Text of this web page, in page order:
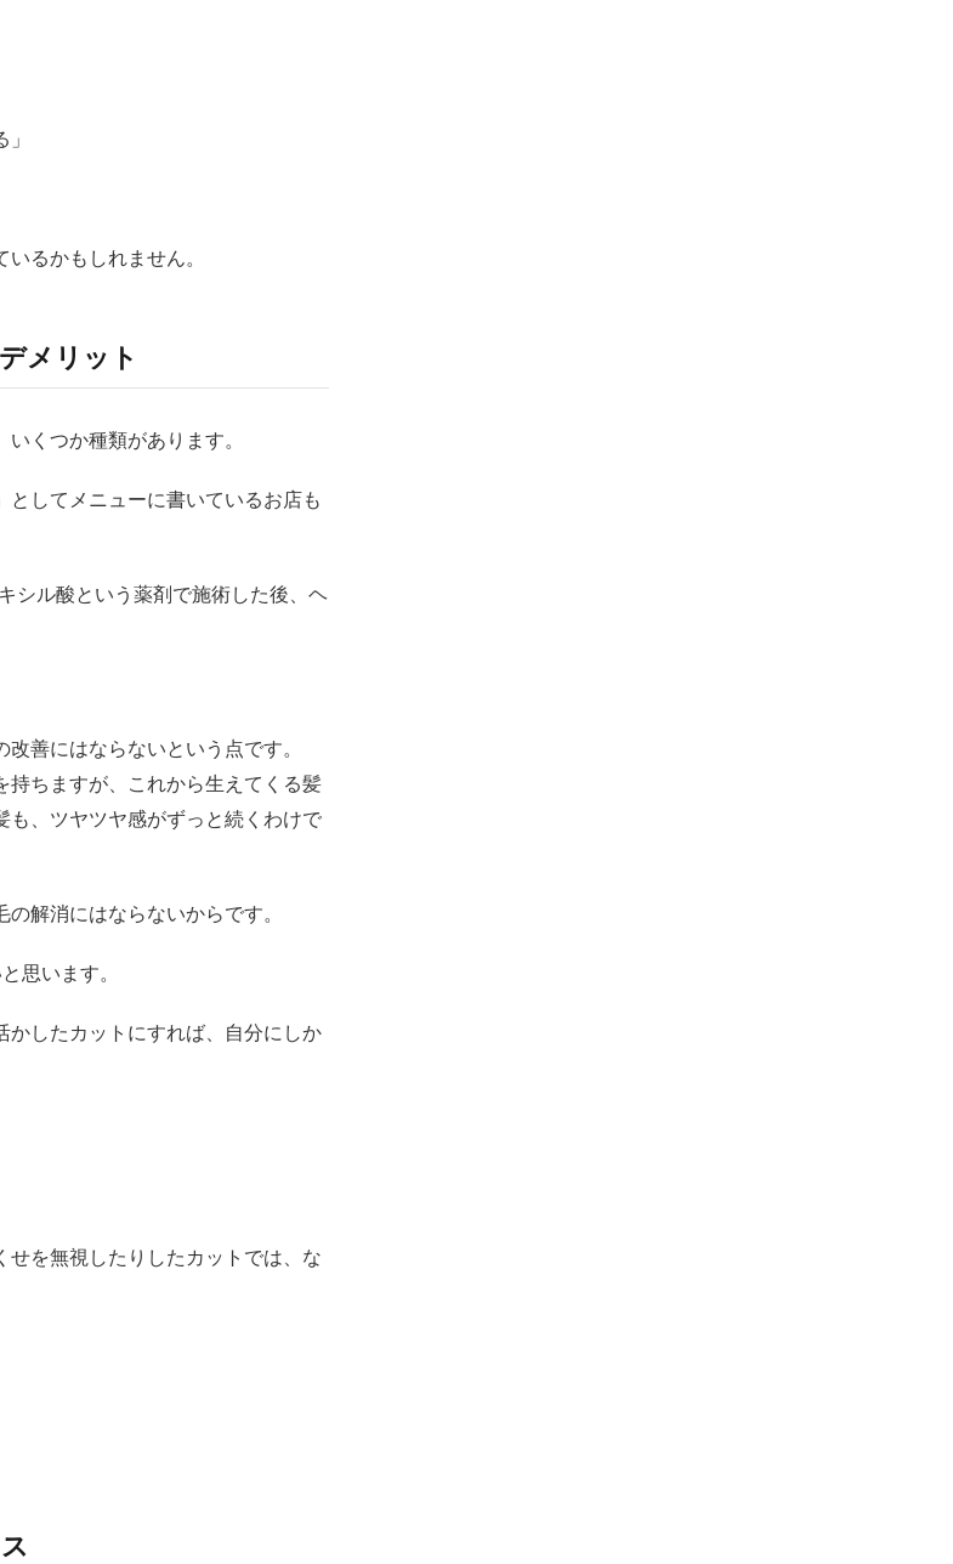
るかもしれません。
メリット
くつか種類があります。
してメニューに書いているお店も
シル酸という薬剤で施術した後、ヘ
善にはならないという点です。
持ちますが、これから生えてくる髪
も、ツヤツヤ感がずっと続くわけで
解消にはならないからです。
思います。
かしたカットにすれば、自分にしか
せを無視したりしたカットでは、な